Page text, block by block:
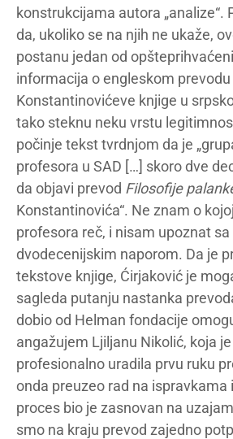
konstrukcijama autora „analize“.
da, ukoliko se na njih ne ukaže,
postanu jedan od
informacija o engleskom prevodu
Konstantinovićeve knjige u
tako steknu neku vrstu
počinje tekst tvrdnjom da je
profesora u SAD […] skoro dve
da objavi prevod Filosofije
Konstantinovića“. Ne znam o
profesora reč, i nisam upoznat sa
dvodecenijskim naporom. Da je
tekstove knjige, Ćirjaković je
sagleda putanju nastanka
dobio od Helman fondacije
angažujem Ljiljanu Nikolić, koja
profesionalno uradila prvu ruku
onda preuzeo rad na ispravkama
proces bio je zasnovan na
smo na kraju prevod zajedno